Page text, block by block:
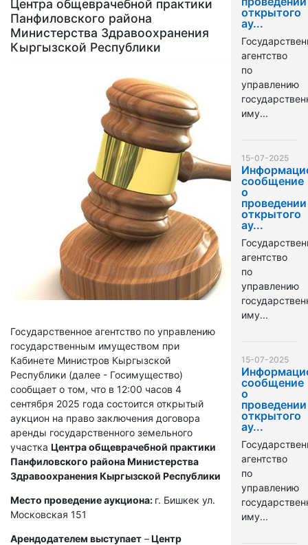
Центра общеврачебной практики
Панфиловского района
Министерства Здравоохранения
Кыргызской Республики
Государственное агентство по управлению
государственным имуществом при
Кабинете Министров Кыргызской
Республики (далее - Госимущество)
сообщает о том, что в 12:00 часов 4
сентября 2025 года состоится открытый
аукцион на право заключения договора
аренды государственного земельного
участка Центра общеврачебной практики
Панфиловского района Министерства
Здравоохранения Кыргызской Республики
Место проведение аукциона: г. Бишкек ул.
Московская 151
Арендодателем выступает –Центр
открытого
ау...
агентство
по
управлению
иму...
15-07-2025
сообщение
о
проведении
открытого
ау...
агентство
по
управлению
иму...
15-07-2025
сообщение
о
проведении
открытого
ау...
агентство
по
управлению
иму...